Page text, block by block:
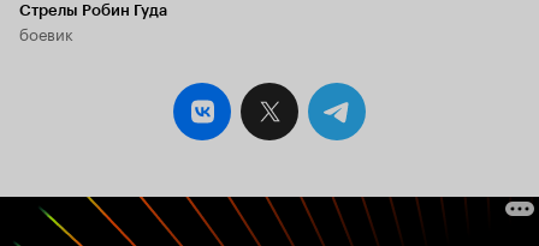
Стрелы Робин Гуда
боевик